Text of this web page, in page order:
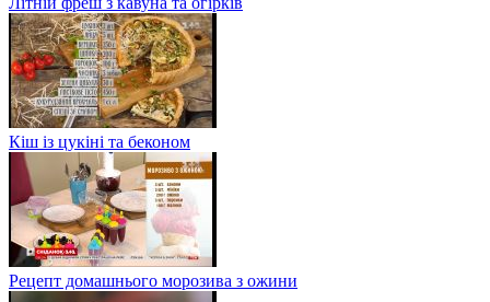
Кіш із цукіні та беконом
Рецепт домашнього морозива з ожини